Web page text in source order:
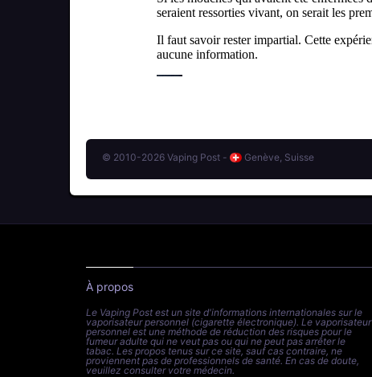
© 2010-2026 Vaping Post - Genève, Suisse
À propos
Le Vaping Post est un site d'informations internationales sur le
vaporisateur personnel (cigarette électronique). Le vaporisateur
personnel est une méthode de réduction des risques pour le
fumeur adulte qui ne veut pas ou qui ne peut pas arrêter le
tabac. Les propos tenus sur ce site, sauf cas contraire, ne
proviennent pas de professionnels de santé. En cas de doute,
veuillez consulter votre médecin.